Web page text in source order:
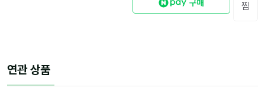
찜
연관 상품